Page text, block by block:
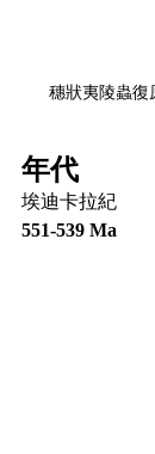
穗狀夷陵蟲復
年代
埃迪卡拉紀
551-539 Ma